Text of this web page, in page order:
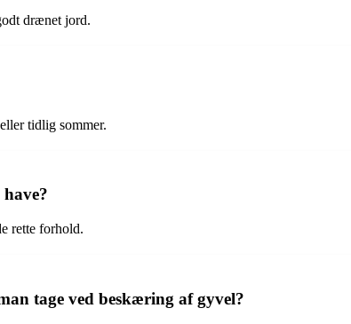
drænet jord.
tidlig sommer.
rette forhold.
tage ved beskæring af gyvel?